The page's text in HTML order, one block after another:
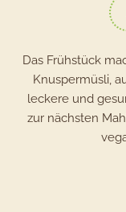
Das Frühstück
Knuspermüsli,
leckere und
zur nächsten